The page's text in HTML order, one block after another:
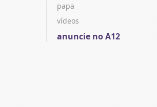
papa
vídeos
anuncie no A12